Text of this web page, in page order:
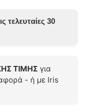
τελευταίες 30
ΤΙΜΗΣ για
- ή με Iris